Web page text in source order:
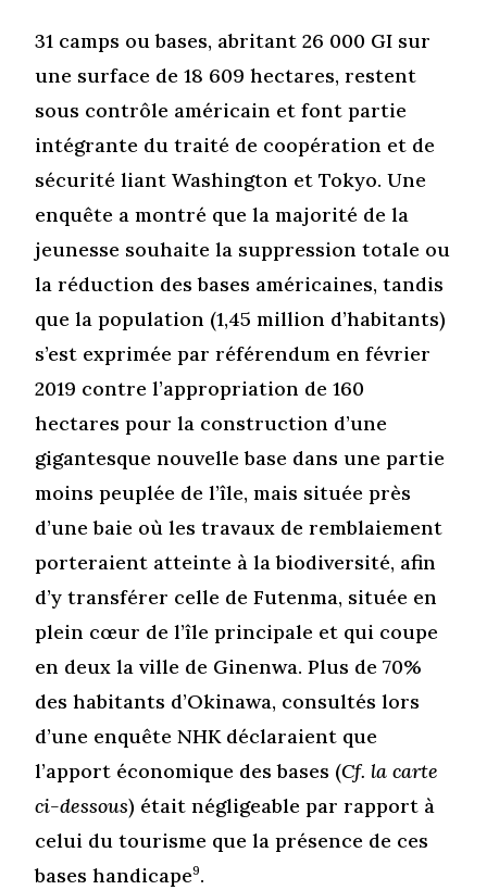
31 camps ou bases, abritant 26 000 GI sur
une surface de 18 609 hectares, restent
sous contrôle américain et font partie
intégrante du traité de coopération et de
sécurité liant Washington et Tokyo. Une
enquête a montré que la majorité de la
jeunesse souhaite la suppression totale ou
la réduction des bases américaines, tandis
que la population (1,45 million d’habitants)
s’est exprimée par référendum en février
2019 contre l’appropriation de 160
hectares pour la construction d’une
gigantesque nouvelle base dans une partie
moins peuplée de l’île, mais située près
d’une baie où les travaux de remblaiement
porteraient atteinte à la biodiversité, afin
d’y transférer celle de Futenma, située en
plein cœur de l’île principale et qui coupe
en deux la ville de Ginenwa. Plus de 70%
des habitants d’Okinawa, consultés lors
d’une enquête NHK déclaraient que
l’apport économique des bases (Cf. la carte
ci-dessous) était négligeable par rapport à
celui du tourisme que la présence de ces
bases handicape9.